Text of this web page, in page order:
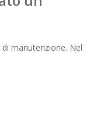
manutenzione. Nel